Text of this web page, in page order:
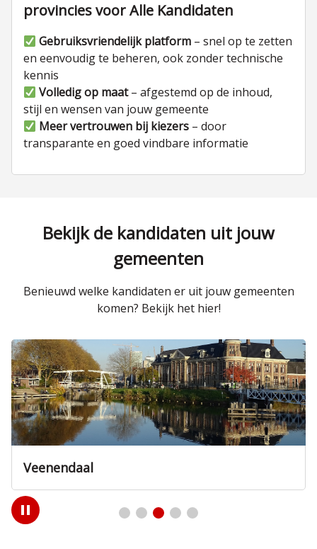
provincies voor Alle Kandidaten
Gebruiksvriendelijk platform – snel op te zetten
en eenvoudig te beheren, ook zonder technische
kennis
Volledig op maat– afgestemd op de inhoud,
stijl en wensen van jouw gemeente
Meer vertrouwen bij kiezers – door
transparante en goed vindbare informatie
Bekijk de kandidaten uit jouw
gemeenten
Benieuwd welke kandidaten er uit jouw gemeenten
komen? Bekijk het hier!
Veenendaal
Play
/